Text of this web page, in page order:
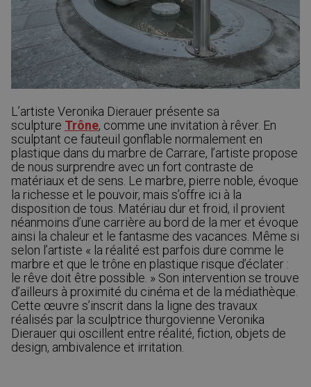
L’artiste Veronika Dierauer présente sa
sculpture Trône, comme une invitation à rêver. En
sculptant ce fauteuil gonflable normalement en
plastique dans du marbre de Carrare, l’artiste propose
de nous surprendre avec un fort contraste de
matériaux et de sens. Le marbre, pierre noble, évoque
la richesse et le pouvoir, mais s’offre ici à la
disposition de tous. Matériau dur et froid, il provient
néanmoins d’une carrière au bord de la mer et évoque
ainsi la chaleur et le fantasme des vacances. Même si
selon l’artiste « la réalité est parfois dure comme le
marbre et que le trône en plastique risque d’éclater :
le rêve doit être possible. » Son intervention se trouve
d’ailleurs à proximité du cinéma et de la médiathèque.
Cette œuvre s’inscrit dans la ligne des travaux
réalisés par la sculptrice thurgovienne Veronika
Dierauer qui oscillent entre réalité, fiction, objets de
design, ambivalence et irritation.